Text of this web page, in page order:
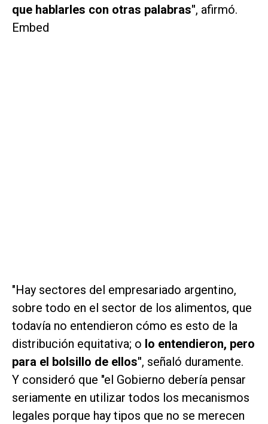
que hablarles con otras palabras", afirmó.
Embed
"Hay sectores del empresariado argentino,
sobre todo en el sector de los alimentos, que
todavía no entendieron cómo es esto de la
distribución equitativa; o lo entendieron, pero
para el bolsillo de ellos", señaló duramente.
Y consideró que "el Gobierno debería pensar
seriamente en utilizar todos los mecanismos
legales porque hay tipos que no se merecen